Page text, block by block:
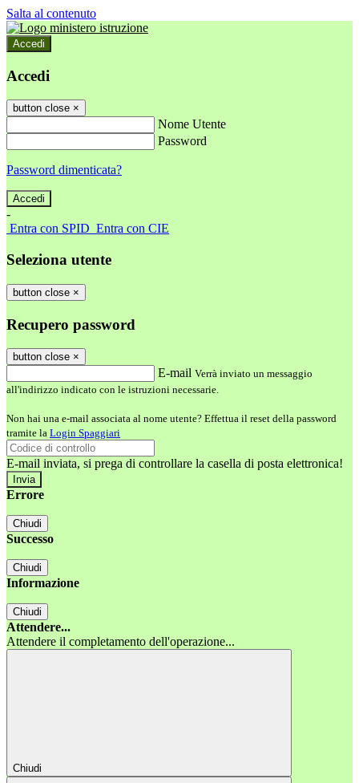
Salta al contenuto
Accedi
Accedi
button close ×
Nome Utente
Password
Password dimenticata?
-
Entra con SPID Entra con CIE
Seleziona utente
button close ×
Recupero password
button close ×
E-mail Verrà inviato un messaggio
all'indirizzo indicato con le istruzioni necessarie.
Non hai una e-mail associata al nome utente? Effettua il reset della password
tramite la Login Spaggiari
E-mail inviata, si prega di controllare la casella di posta elettronica!
Errore
Chiudi
Successo
Chiudi
Informazione
Chiudi
Attendere...
Attendere il completamento dell'operazione...
Chiudi